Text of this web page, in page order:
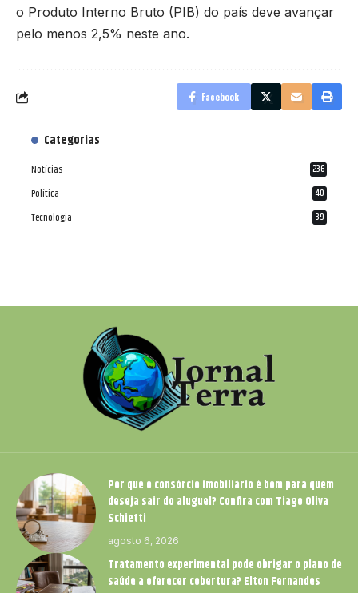
o Produto Interno Bruto (PIB) do país deve avançar
pelo menos 2,5% neste ano.
Facebook
Categorias
Notícias 236
Política 40
Tecnologia 39
Por que o consórcio imobiliário é bom para quem
deseja sair do aluguel? Confira com Tiago Oliva
Schietti
agosto 6, 2026
Tratamento experimental pode obrigar o plano de
saúde a oferecer cobertura? Elton Fernandes